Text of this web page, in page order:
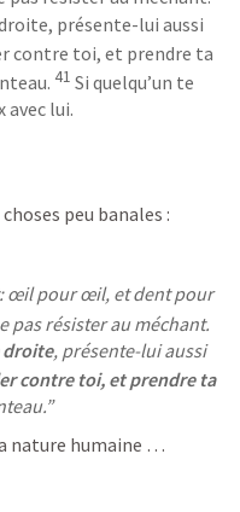
présente-lui aussi
contre toi, et prendre ta
41 Si quelqu’un te
avec lui.
peu banales :
œil pour œil, et dent pour
droite, présente-lui aussi
contre toi, et prendre ta
nature humaine …